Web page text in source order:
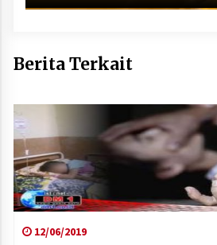
Berita Terkait
12/06/2019